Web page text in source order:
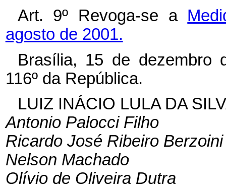
Art. 9º Revoga-se a
agosto de 2001.
Brasília, 15 de dezembro
116º da República.
LUIZ INÁCIO LULA DA
Antonio Palocci Filho
Ricardo José Ribeiro Berzoini
Nelson Machado
Olívio de Oliveira Dutra